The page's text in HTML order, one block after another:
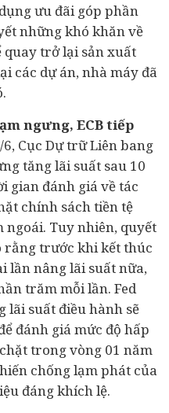
ưu đãi góp phần
những khó khăn về
quay trở lại sản xuất
các dự án, nhà máy đã
ngưng, ECB tiếp
6, Cục Dự trữ Liên bang
tăng lãi suất sau 10
gian đánh giá về tác
chính sách tiền tệ
ngoái. Tuy nhiên, quyết
rằng trước khi kết thúc
lần nâng lãi suất nữa,
trăm mỗi lần. Fed
lãi suất điều hành sẽ
đánh giá mức độ hấp
trong vòng 01 năm
chống lạm phát của
đáng khích lệ.